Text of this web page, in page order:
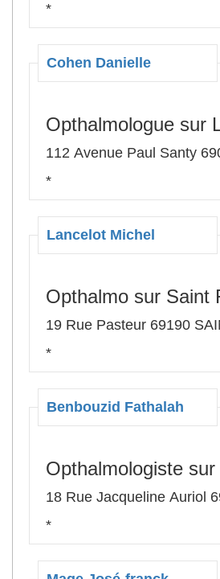
*
Cohen Danielle
Opthalmologue sur
112 Avenue Paul Santy
*
Lancelot Michel
Opthalmo sur Saint
19 Rue Pasteur 69190
*
Benbouzid Fathalah
Opthalmologiste sur
18 Rue Jacqueline Auriol
*